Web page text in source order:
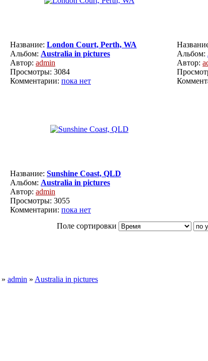
Название: London Court, Perth, WA
Альбом: Australia in pictures
Автор: admin
Просмотры: 3084
Комментарии: пока нет
Альбом:
Автор:
Название: Sunshine Coast, QLD
Альбом: Australia in pictures
Автор: admin
Просмотры: 3055
Комментарии: пока нет
Поле сортировки
» admin » Australia in pictures